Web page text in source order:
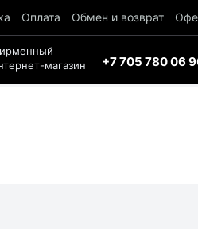
Оплата Обмен и возврат
магазин
+7 705 780 06